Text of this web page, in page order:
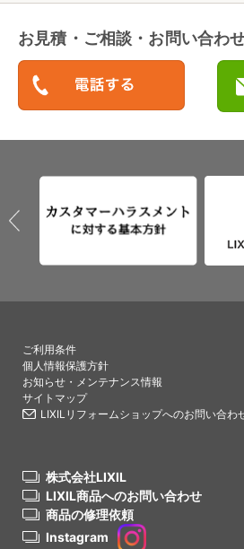
お見積・ご相談・お問い合わ
ご利用条件
個人情報保護方針
お知らせ・メンテナンス情報
サイトマップ
LIXILリフォームショップへのお問い合わ
株式会社LIXIL
LIXIL商品へのお問い合わせ
商品の修理依頼
Instagram